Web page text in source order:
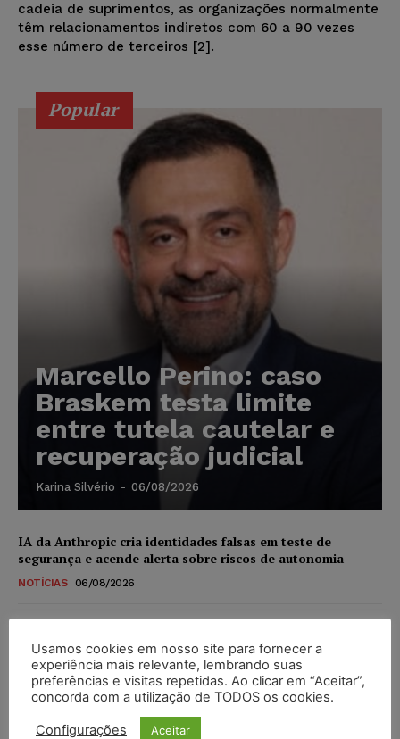
cadeia de suprimentos, as organizações normalmente
têm relacionamentos indiretos com 60 a 90 vezes
esse número de terceiros [2].
Popular
Marcello Perino: caso
Braskem testa limite
entre tutela cautelar e
recuperação judicial
Karina Silvério - 06/08/2026
IA da Anthropic cria identidades falsas em teste de
segurança e acende alerta sobre riscos de autonomia
NOTÍCIAS 06/08/2026
econômicos da expansão de data centers de IA no Brasil
DIREITO DIGITAL 06/08/2026
TSE reforça que sistemas das urnas eletrônicas tornam-se
invioláveis após assinatura digital e lacração
Usamos cookies em nosso site para fornecer a
experiência mais relevante, lembrando suas
preferências e visitas repetidas. Ao clicar em “Aceitar”,
concorda com a utilização de TODOS os cookies.
Configurações Aceitar